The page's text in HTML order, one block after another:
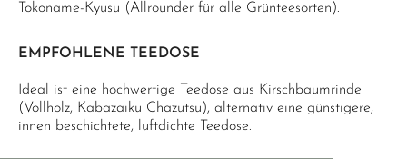
Tokoname-Kyusu (Allrounder für alle Grünteesorten).
EMPFOHLENE TEEDOSE
Ideal ist eine hochwertige Teedose aus Kirschbaumrinde
(Vollholz, Kabazaiku Chazutsu), alternativ eine günstigere,
innen beschichtete, luftdichte Teedose.